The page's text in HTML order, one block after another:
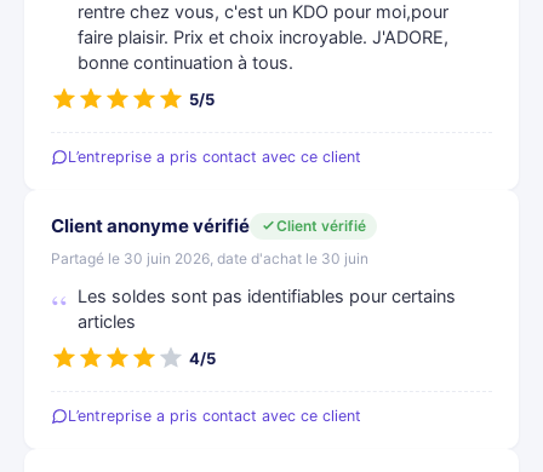
rentre chez vous, c'est un KDO pour moi,pour
faire plaisir. Prix et choix incroyable. J'ADORE,
bonne continuation à tous.
5/5
L’entreprise a pris contact avec ce client
Client anonyme vérifié
Client vérifié
Partagé le 30 juin 2026, date d'achat le 30 juin
Les soldes sont pas identifiables pour certains
articles
4/5
L’entreprise a pris contact avec ce client